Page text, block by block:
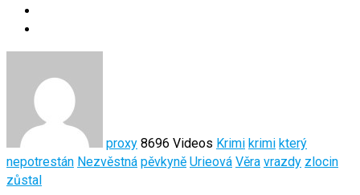
proxy 8696 Videos Krimi krimi který
nepotrestán Nezvěstná pěvkyně Urieová Věra vrazdy zlocin
zůstal